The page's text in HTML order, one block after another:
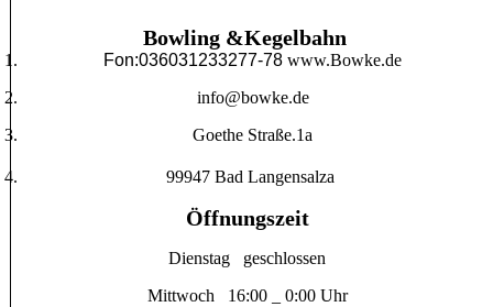
Bowling &Kegelbahn
Fon:036031233277-78www.Bowke.de
info@bowke.de
Goethe Straße.1a
99947 Bad Langensalza
Öffnungszeit
Dienstag geschlossen
Mittwoch 16:00 _ 0:00 Uhr